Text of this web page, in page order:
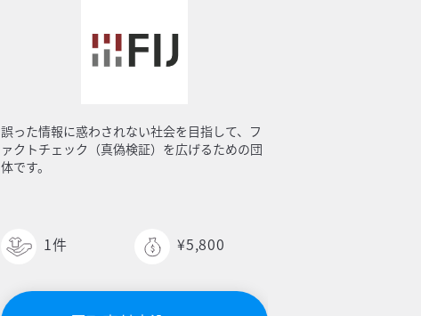
誤った情報に惑わされない社会を目指して、フ
ァクトチェック（真偽検証）を広げるための団
体です。
1件 ¥5,800